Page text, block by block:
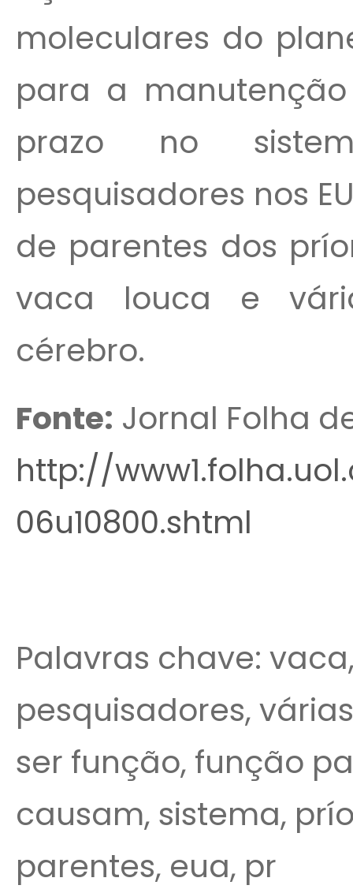
moleculares do
para a
prazo no
pesquisadores nos
de parentes dos
vaca louca e
cérebro.
Fonte: Jornal Folha
http://
06u10800.shtml
Palavras chave:
pesquisadores,
ser função, função
causam, sistema,
parentes, eua, pr